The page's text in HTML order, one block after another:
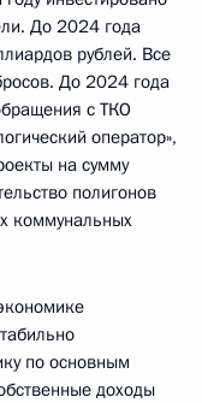
До 2024 года
рублей. Все
До 2024 года
с ТКО
оператор»,
на сумму
полигонов
коммунальных
по основным
доходы